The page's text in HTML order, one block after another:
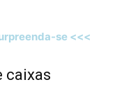
se <<<
caixas